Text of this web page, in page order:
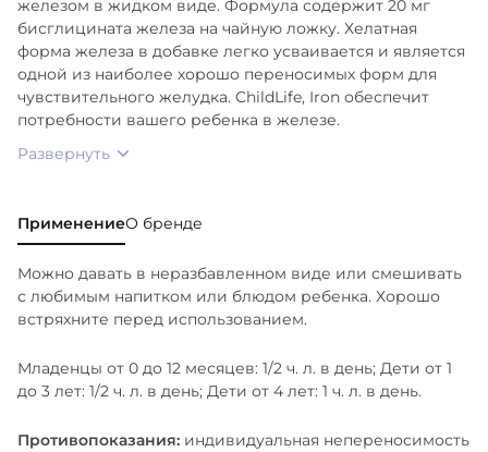
железом в жидком виде. Формула содержит 20 мг
бисглицината железа на чайную ложку. Хелатная
форма железа в добавке легко усваивается и является
одной из наиболее хорошо переносимых форм для
чувствительного желудка. ChildLife, Iron обеспечит
потребности вашего ребенка в железе.
Развернуть
ПрименениеО бренде
Можно давать в неразбавленном виде или смешивать
с любимым напитком или блюдом ребенка. Хорошо
встряхните перед использованием.
Младенцы от 0 до 12 месяцев: 1/2 ч. л. в день; Дети от 1
до 3 лет: 1/2 ч. л. в день; Дети от 4 лет: 1 ч. л. в день.
Противопоказания: индивидуальная непереносимость